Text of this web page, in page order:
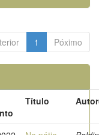
1 Póximo
Título